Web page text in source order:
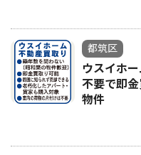
都筑区
ウスイホ
不要で即
物件